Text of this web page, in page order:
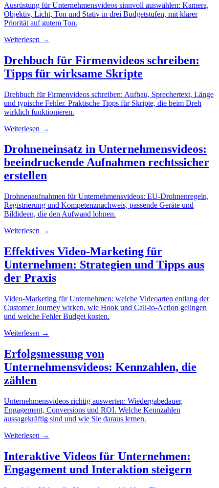
Ausrüstung für Unternehmensvideos sinnvoll auswählen: Kamera,
Objektiv, Licht, Ton und Stativ in drei Budgetstufen, mit klarer
Priorität auf gutem Ton.
Weiterlesen →
Drehbuch für Firmenvideos schreiben:
Tipps für wirksame Skripte
Drehbuch für Firmenvideos schreiben: Aufbau, Sprechertext, Länge
und typische Fehler. Praktische Tipps für Skripte, die beim Dreh
wirklich funktionieren.
Weiterlesen →
Drohneneinsatz in Unternehmensvideos:
beeindruckende Aufnahmen rechtssicher
erstellen
Drohnenaufnahmen für Unternehmensvideos: EU-Drohnenregeln,
Registrierung und Kompetenznachweis, passende Geräte und
Bildideen, die den Aufwand lohnen.
Weiterlesen →
Effektives Video-Marketing für
Unternehmen: Strategien und Tipps aus
der Praxis
Video-Marketing für Unternehmen: welche Videoarten entlang der
Customer Journey wirken, wie Hook und Call-to-Action gelingen
und welche Fehler Budget kosten.
Weiterlesen →
Erfolgsmessung von
Unternehmensvideos: Kennzahlen, die
zählen
Unternehmensvideos richtig auswerten: Wiedergabedauer,
Engagement, Conversions und ROI. Welche Kennzahlen
aussagekräftig sind und wie Sie daraus lernen.
Weiterlesen →
Interaktive Videos für Unternehmen:
Engagement und Interaktion steigern